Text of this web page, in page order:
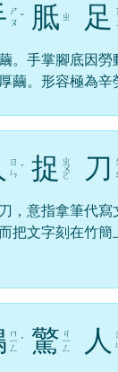
ㄕ
ㄡ ˇ 胝 ㄓ 足
。手掌腳底因
繭。形容極為辛
ㄖ
ㄣ ˊ 捉 ㄓ
ㄨ
ㄛ 刀
，意指拿筆代寫
把文字刻在竹
ㄇ
ㄧ
ㄥ
ˊ 驚 ㄐ
ㄧ
ㄥ 人